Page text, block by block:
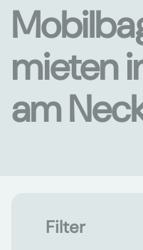
mieten
am
Filter